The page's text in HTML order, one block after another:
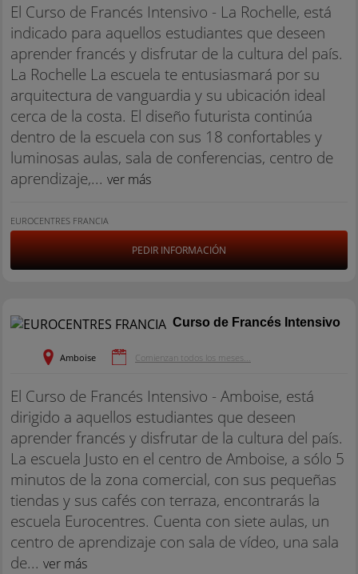
El Curso de Francés Intensivo - La Rochelle, está
indicado para aquellos estudiantes que deseen
aprender francés y disfrutar de la cultura del país.
La Rochelle La escuela te entusiasmará por su
arquitectura de vanguardia y su ubicación ideal
cerca de la costa. El diseño futurista continúa
dentro de la escuela con sus 18 confortables y
luminosas aulas, sala de conferencias, centro de
aprendizaje,... ver más
EUROCENTRES FRANCIA
PEDIR INFORMACIÓN
Curso de Francés Intensivo
Amboise Comienzan todos los meses...
El Curso de Francés Intensivo - Amboise, está
dirigido a aquellos estudiantes que deseen
aprender francés y disfrutar de la cultura del país.
La escuela Justo en el centro de Amboise, a sólo 5
minutos de la zona comercial, con sus pequeñas
tiendas y sus cafés con terraza, encontrarás la
escuela Eurocentres. Cuenta con siete aulas, un
centro de aprendizaje con sala de vídeo, una sala
de... ver más